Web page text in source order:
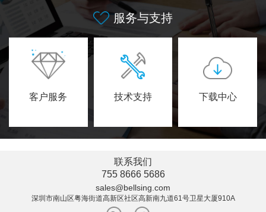
服务与支持
客户服务 技术支持 下载中心
联系我们
755 8666 5686
sales@bellsing.com
深圳市南山区粤海街道高新区社区高新南九道61号卫星大厦910A